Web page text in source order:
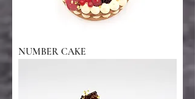
NUMBER CAKE